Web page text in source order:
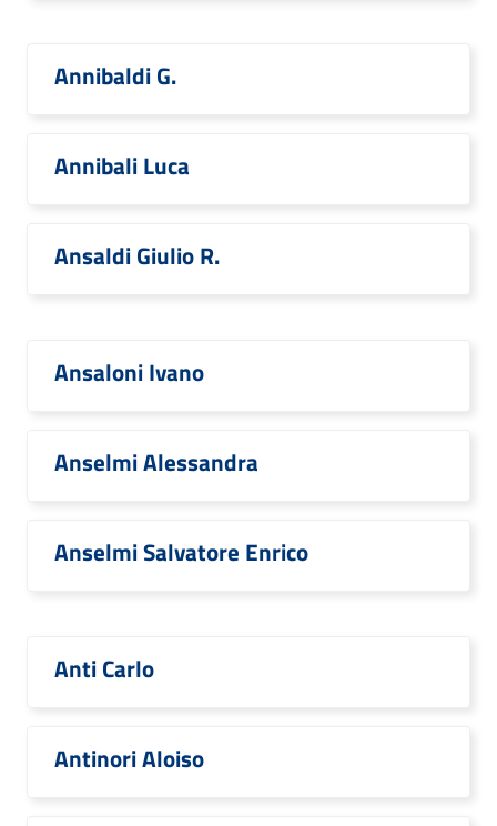
Annibaldi G.
Annibali Luca
Ansaldi Giulio R.
Ansaloni Ivano
Anselmi Alessandra
Anselmi Salvatore Enrico
Anti Carlo
Antinori Aloiso